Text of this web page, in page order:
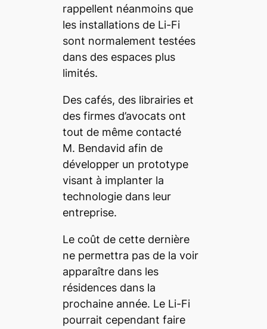
rappellent néanmoins que
les installations de Li-Fi
sont normalement testées
dans des espaces plus
limités.
Des cafés, des librairies et
des firmes d’avocats ont
tout de même contacté
M. Bendavid afin de
développer un prototype
visant à implanter la
technologie dans leur
entreprise.
Le coût de cette dernière
ne permettra pas de la voir
apparaître dans les
résidences dans la
prochaine année. Le Li-Fi
pourrait cependant faire